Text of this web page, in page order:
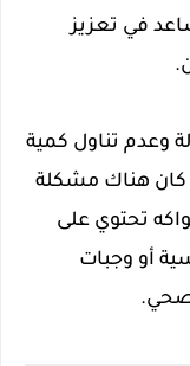
في تعزيز
وعدم تناول كمية
كان هناك مشكلة
تحتوي على
أو وجبات
صحي.